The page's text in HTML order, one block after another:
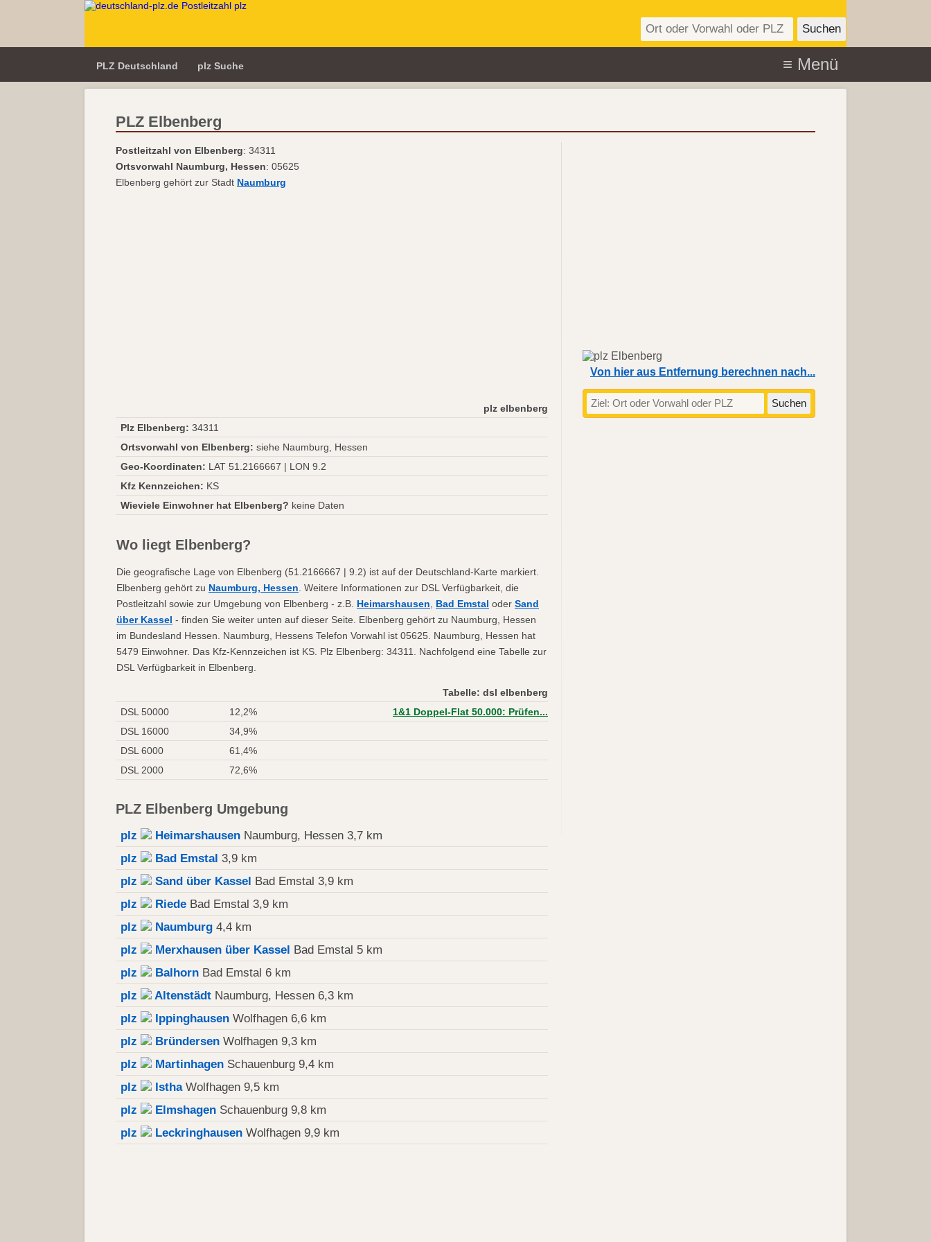
PLZ Deutschland plz Suche
PLZ Elbenberg
Postleitzahl von Elbenberg: 34311
Ortsvorwahl Naumburg, Hessen: 05625
Elbenberg gehört zur Stadt Naumburg
plz elbenberg
Plz Elbenberg: 34311
Ortsvorwahl von Elbenberg: siehe Naumburg, Hessen
Geo-Koordinaten: LAT 51.2166667 | LON 9.2
Kfz Kennzeichen: KS
Wieviele Einwohner hat Elbenberg? keine Daten
Wo liegt Elbenberg?
Die geografische Lage von Elbenberg (51.2166667 | 9.2) ist auf der Deutschland-Karte markiert.
Elbenberg gehört zu Naumburg, Hessen . Weitere Informationen zur DSL Verfügbarkeit, die
Postleitzahl sowie zur Umgebung von Elbenberg - z.B. Heimarshausen Bad Emstal oder Sand
über Kassel - finden Sie weiter unten auf dieser Seite. Elbenberg gehört zu Naumburg, Hessen
im Bundesland Hessen. Naumburg, Hessens Telefon Vorwahl ist 05625. Naumburg, Hessen hat
5479 Einwohner. Das Kfz-Kennzeichen ist KS. Plz Elbenberg: 34311. Nachfolgend eine Tabelle zur
DSL Verfügbarkeit in Elbenberg.
Tabelle: dsl elbenberg
DSL 50000
12,2%
1&1 Doppel-Flat 50.000: Prüfen...
DSL 16000
34,9%
DSL 6000
61,4%
DSL 2000
72,6%
PLZ Elbenberg Umgebung
plz Heimarshausen Naumburg, Hessen 3,7 km
plz
Bad Emstal 3,9 km
plz
Sand über Kassel Bad Emstal 3,9 km
plz
Riede Bad Emstal 3,9 km
plz
Naumburg 4,4 km
plz
Merxhausen über Kassel Bad Emstal 5 km
plz
Balhorn Bad Emstal 6 km
plz
Altenstädt Naumburg, Hessen 6,3 km
plz
Ippinghausen Wolfhagen 6,6 km
plz
Bründersen Wolfhagen 9,3 km
plz
Martinhagen Schauenburg 9,4 km
plz
IsthaWolfhagen 9,5 km
plz
Elmshagen Schauenburg 9,8 km
plz
Leckringhausen Wolfhagen 9,9 km
Von hier aus Entfernung berechnen nach...